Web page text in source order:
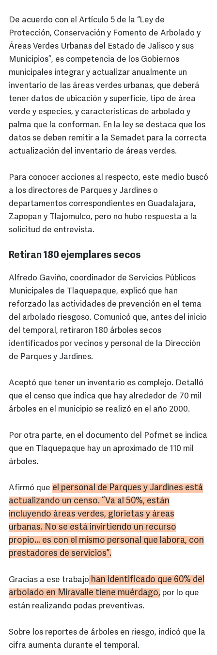
De acuerdo con el Artículo 5 de la “Ley de
Protección, Conservación y Fomento de Arbolado y
Áreas Verdes Urbanas del Estado de Jalisco y sus
Municipios”, es competencia de los Gobiernos
municipales integrar y actualizar anualmente un
inventario de las áreas verdes urbanas, que deberá
tener datos de ubicación y superficie, tipo de área
verde y especies, y características de arbolado y
palma que la conforman. En la ley se destaca que los
datos se deben remitir a la Semadet para la correcta
actualización del inventario de áreas verdes.
Para conocer acciones al respecto, este medio buscó
a los directores de Parques y Jardines o
departamentos correspondientes en Guadalajara,
Zapopan y Tlajomulco, pero no hubo respuesta a la
solicitud de entrevista.
Retiran 180 ejemplares secos
Alfredo Gaviño, coordinador de Servicios Públicos
Municipales de Tlaquepaque, explicó que han
reforzado las actividades de prevención en el tema
del arbolado riesgoso. Comunicó que, antes del inicio
del temporal, retiraron 180 árboles secos
identificados por vecinos y personal de la Dirección
de Parques y Jardines.
Aceptó que tener un inventario es complejo. Detalló
que el censo que indica que hay alrededor de 70 mil
árboles en el municipio se realizó en el año 2000.
Por otra parte, en el documento del Pofmet se indica
que en Tlaquepaque hay un aproximado de 110 mil
árboles.
Afirmó que el personal de Parques y Jardines está
actualizando un censo. “Va al 50%, están
incluyendo áreas verdes, glorietas y áreas
urbanas. No se está invirtiendo un recurso
propio… es con el mismo personal que labora, con
prestadores de servicios”.
Gracias a ese trabajo han identificado que 60% del
arbolado en Miravalle tiene muérdago, por lo que
están realizando podas preventivas.
Sobre los reportes de árboles en riesgo, indicó que la
cifra aumenta durante el temporal.